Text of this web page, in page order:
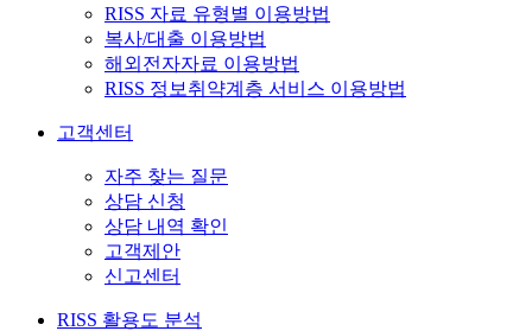
RISS 자료 유형별 이용방법
복사/대출 이용방법
해외전자자료 이용방법
RISS 정보취약계층 서비스 이용방법
고객센터
자주 찾는 질문
상담 신청
상담 내역 확인
고객제안
신고센터
RISS 활용도 분석